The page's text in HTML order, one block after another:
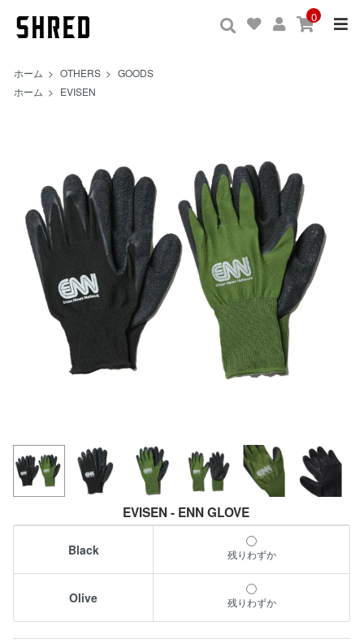
0
ホーム > OTHERS > GOODS
ホーム > EVISEN
EVISEN - ENN GLOVE
Black 残りわずか
Olive 残りわずか